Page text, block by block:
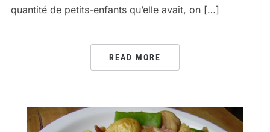
quantité de petits-enfants qu’elle avait, on […]
READ MORE